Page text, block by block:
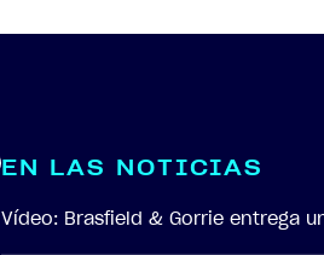
EN LAS NOTICIAS
Vídeo: Brasfield & Gorrie entrega